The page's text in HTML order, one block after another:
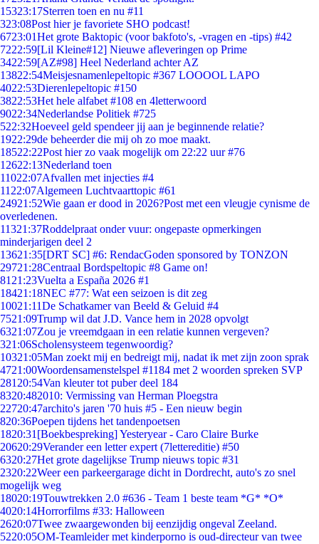
15323:17Sterren toen en nu #11
323:08Post hier je favoriete SHO podcast!
6723:01Het grote Baktopic (voor bakfoto's, -vragen en -tips) #42
7222:59[Lil Kleine#12] Nieuwe afleveringen op Prime
3422:59[AZ#98] Heel Nederland achter AZ
13822:54Meisjesnamenlepeltopic #367 LOOOOL LAPO
4022:53Dierenlepeltopic #150
3822:53Het hele alfabet #108 en 4letterwoord
9022:34Nederlandse Politiek #725
522:32Hoeveel geld spendeer jij aan je beginnende relatie?
1922:29de beheerder die mij oh zo moe maakt.
18522:22Post hier zo vaak mogelijk om 22:22 uur #76
12622:13Nederland toen
11022:07Afvallen met injecties #4
11 22:07Algemeen Luchtvaarttopic #61
24921:52Wie gaan er dood in 2026?Post met een vleugje cynisme de
overledenen.
11321:37Roddelpraat onder vuur: ongepaste opmerkingen
minderjarigen deel 2
13621:35[DRT SC] #6: RendacGoden sponsored by TONZON
29721:28Centraal Bordspeltopic #8 Game on!
81 21:23Vuelta a España 2026 #1
18421:18NEC #77: Wat een seizoen is dit zeg
10021:11De Schatkamer van Beeld & Geluid #4
7521:09Trump wil dat J.D. Vance hem in 2028 opvolgt
6321:07Zou je vreemdgaan in een relatie kunnen vergeven?
321:06Scholensysteem tegenwoordig?
10321:05Man zoekt mij en bedreigt mij, nadat ik met zijn zoon sprak
4721:00Woordensamenstelspel #1184 met 2 woorden spreken SVP
281 20:54Van kleuter tot puber deel 184
8320:482010: Vermissing van Herman Ploegstra
22720:47archito's jaren '70 huis #5 - Een nieuw begin
820:36Poepen tijdens het tandenpoetsen
1820:31 [Boekbespreking] Yesteryear - Caro Claire Burke
20620:29Verander een letter expert (7lettereditie) #50
6320:27Het grote dagelijkse Trump nieuws topic #31
2320:22Weer een parkeergarage dicht in Dordrecht, auto's zo snel
mogelijk weg
18020:19Touwtrekken 2.0 #636 - Team 1 beste team *G* *O*
4020:14Horrorfilms #33: Halloween
2620:07Twee zwaargewonden bij eenzijdig ongeval Zeeland.
5220:05OM-Teamleider met kinderporno is oud-directeur van twee